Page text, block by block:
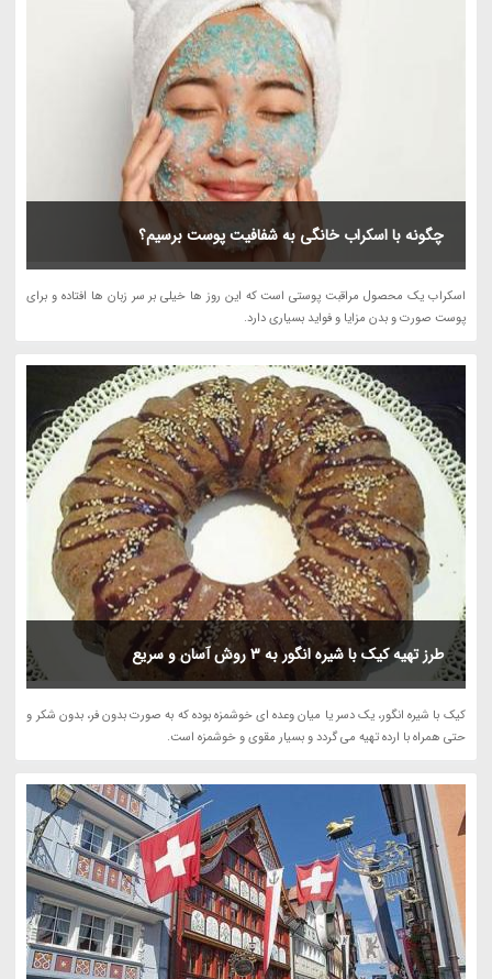
چگونه با اسکراب خانگی به شفافیت پوست برسیم؟
اسکراب یک محصول مراقبت پوستی است که این روز ها خیلی بر سر زبان ها افتاده و برای
پوست صورت و بدن مزایا و فواید بسیاری دارد.
طرز تهیه کیک با شیره انگور به 3 روش آسان و سریع
کیک با شیره انگور، یک دسر یا میان وعده ای خوشمزه بوده که به صورت بدون فر، بدون شکر و
حتی همراه با ارده تهیه می گردد و بسیار مقوی و خوشمزه است.